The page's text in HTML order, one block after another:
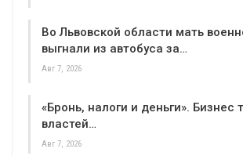
Во Львовской области мать
выгнали из автобуса за…
Авг 7, 2026
«Бронь, налоги и деньги». Бизнес
властей…
Авг 7, 2026